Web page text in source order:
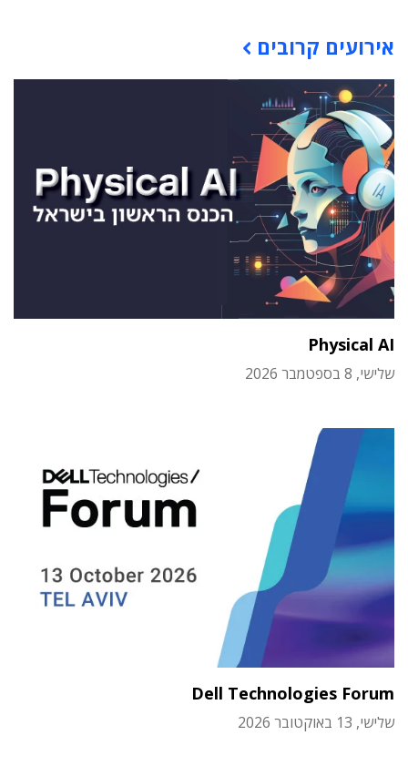
אירועים קרובים
Physical AI
שלישי, 8 בספטמבר 2026
Dell Technologies Forum
שלישי, 13 באוקטובר 2026